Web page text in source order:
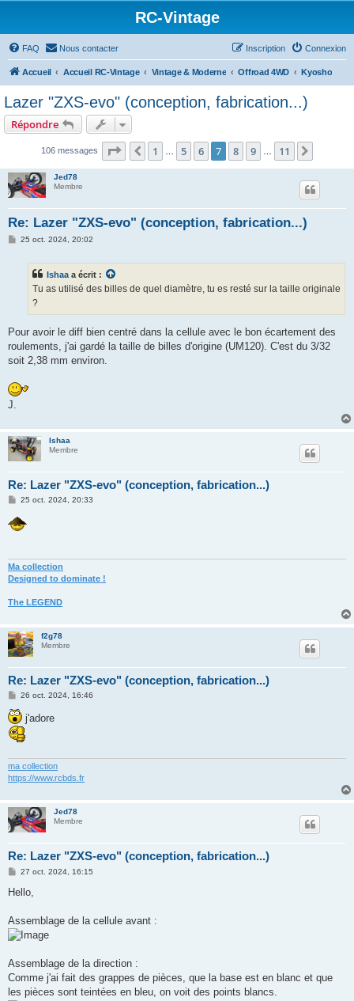
RC-Vintage
FAQ Nous contacter Connexion
Inscription
Accueil Accueil RC-Vintage Vintage & Moderne Offroad 4WD Kyosho
Lazer "ZXS-evo" (conception, fabrication...)
Répondre
106 messages Page sur 11
Précédent
1 5 6 7 8 9 11
Jed78
Membre
Re: Lazer "ZXS-evo" (conception, fabrication...)
M25 oct. 2024, 20:02
Ishaaa écrit :
Tu as utilisé des billes de quel diamètre, tu es resté sur la taille originale
?
Pour avoir le diff bien centré dans la cellule avec le bon écartement des
roulements, j'ai gardé la taille de billes d'origine (UM120). C'est du 3/32
soit 2,38 mm environ.
J.
Ishaa
Membre
Re: Lazer "ZXS-evo" (conception, fabrication...)
M
s
s
25 oct. 2024, 20:33
Ma collection
Designed to dominate !
The LEGEND
f2g78
Membre
Re: Lazer "ZXS-evo" (conception, fabrication...)
M
s
s
a
g
26 oct. 2024, 16:46
j'adore
ma collection
https://www.rcbds.fr
Jed78
Membre
Re: Lazer "ZXS-evo" (conception, fabrication...)
M
s
g
e
27 oct. 2024, 16:15
Hello,
Assemblage de la cellule avant :
Assemblage de la direction :
Comme j'ai fait des grappes de pièces, que la base est en blanc et que
les pièces sont teintées en bleu, on voit des points blancs.